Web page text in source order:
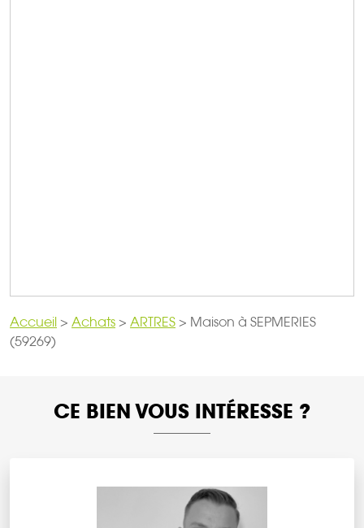
Accueil > Achats > ARTRES > Maison à SEPMERIES
(59269)
CE BIEN VOUS INTÉRESSE ?